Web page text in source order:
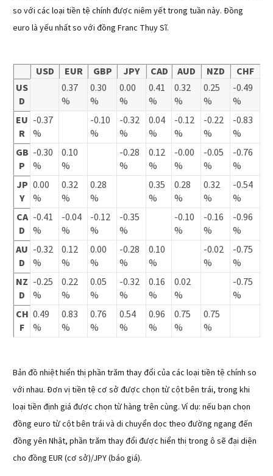
so với các loại tiền tệ chính được niêm yết trong tuần này. Đồng
euro là yếu nhất so với đồng Franc Thụy Sĩ.
USD EUR GBP JPY CAD AUD NZD
CHF
US
D
0.37
%
0.30
%
0.00
%
0.41
%
0.32
%
0.25
%
-0.49
%
EU
R
-0.37
%
-0.10
%
-0.32
%
0.04
%
-0.12
%
-0.22
%
-0.83
%
GB
P
-0.30
%
0.10
%
-0.28
%
0.12
%
-0.00
%
-0.05
%
-0.76
%
JP
Y
0.00
%
0.32
%
0.28
%
0.35
%
0.28
%
0.32
%
-0.54
%
CA
D
-0.41
%
-0.04
%
-0.12
%
-0.35
%
-0.10
%
-0.16
%
-0.96
%
AU
D
-0.32
%
0.12
%
0.00
%
-0.28
%
0.10
%
-0.02
%
-0.75
%
NZ
D
-0.25
%
0.22
%
0.05
%
-0.32
%
0.16
%
0.02
%
-0.75
%
CH
F
0.49
%
0.83
%
0.76
%
0.54
%
0.96
%
0.75
%
0.75
%
Bản đồ nhiệt hiển thị phần trăm thay đổi của các loại tiền tệ chính so
với nhau. Đơn vị tiền tệ cơ sở được chọn từ cột bên trái, trong khi
loại tiền định giá được chọn từ hàng trên cùng. Ví dụ: nếu bạn chọn
đồng euro từ cột bên trái và di chuyển dọc theo đường ngang đến
đồng yên Nhật, phần trăm thay đổi được hiển thị trong ô sẽ đại diện
cho đồng EUR (cơ sở)/JPY (báo giá).